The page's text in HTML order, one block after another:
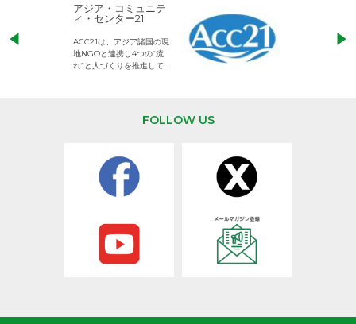
アジア・コミュニテ
ィ・センター21
ACC21は、アジア諸国の現
地NGOと連携し4つの“流
れ”と人づくりを推進してい
児童労働のない
権利が守られた
FOLLOW US